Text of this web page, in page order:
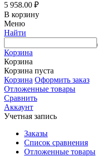
5 958.00 ₽
В корзину
Меню
Найти
Корзина
Корзина
Корзина пуста
Корзина Оформить заказ
Отложенные товары
Сравнить
Аккаунт
Учетная запись
Заказы
Список сравнения
Отложенные товары